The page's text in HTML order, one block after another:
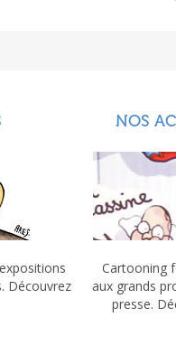
Découvrez
NOS
Cartooning
aux grands
presse.